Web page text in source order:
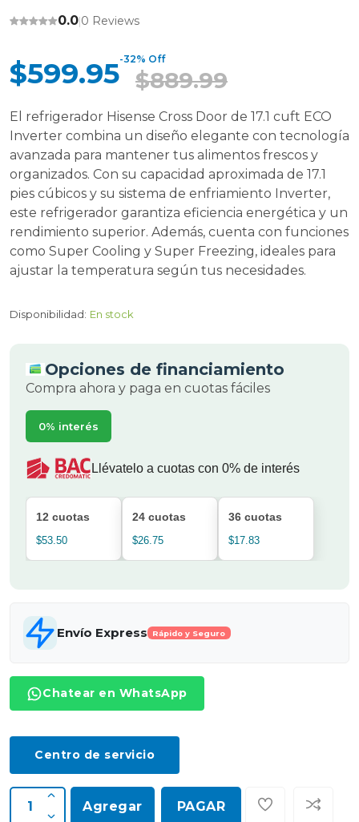
0.0|0 Reviews
$599.95-32% Off
$889.99
El refrigerador Hisense Cross Door de 17.1 cuft ECO
Inverter combina un diseño elegante con tecnología
avanzada para mantener tus alimentos frescos y
organizados. Con su capacidad aproximada de 17.1
pies cúbicos y su sistema de enfriamiento Inverter,
este refrigerador garantiza eficiencia energética y un
rendimiento superior. Además, cuenta con funciones
como Super Cooling y Super Freezing, ideales para
ajustar la temperatura según tus necesidades.
Disponibilidad: En stock
Opciones de financiamiento
Compra ahora y paga en cuotas fáciles
0% interés
Llévatelo a cuotas con 0% de interés
12 cuotas
$53.50
24 cuotas
$26.75
36 cuotas
$17.83
Envío Express Rápido y Seguro
Chatear en WhatsApp
Centro de servicio
Agregar PAGAR